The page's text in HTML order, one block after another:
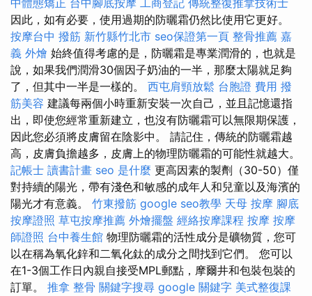
中體態矯正 台中腳底按摩 工商登記 傳統整復推拿技術士
因此，如有必要，使用過期的防曬霜仍然比使用它更好。
按摩台中 撥筋 新竹縣竹北市 seo保證第一頁 整骨推薦 嘉
義 外燴 始終值得考慮的是，防曬霜是專業潤滑的，也就是
說，如果我們潤滑30個因子奶油的一半，那麼太陽就足夠
了，但其中一半是一樣的。 西屯肩頸放鬆 台胞證 費用 撥
筋美容 建議每兩個小時重新安裝一次自己，並且記憶還指
出，即使您經常重新建立，也沒有防曬霜可以無限期保護，
因此您必須將皮膚留在陰影中。 請記住，傳統的防曬霜越
高，皮膚負擔越多，皮膚上的物理防曬霜的可能性就越大。
記帳士 讀書計畫 seo 是什麼 更高因素的製劑（30-50）僅
對持續的陽光，帶有淺色和敏感的成年人和兒童以及海濱的
陽光才有意義。 竹東撥筋 google seo教學 天母 按摩 腳底
按摩證照 草屯按摩推薦 外燴擺盤 經絡按摩課程 按摩 按摩
師證照 台中養生館 物理防曬霜的活性成分是礦物質，您可
以在稱為氧化鋅和二氧化鈦的成分之間找到它們。 您可以
在1-3個工作日內親自接受MPL郵點，摩爾井和包裝包裝的
訂單。 推拿 整骨 關鍵字搜尋 google 關鍵字 美式整復課